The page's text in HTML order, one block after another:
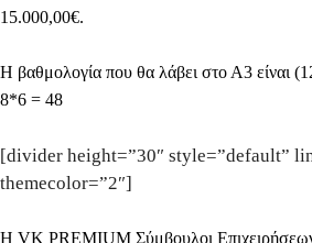
15.000,00€.
Η βαθμολογία που θα λάβει στο Α3 είναι
8*6 = 48
[divider height=”30″ style=”default”
themecolor=”2″]
Η VK PREMIUM Σύμβουλοι